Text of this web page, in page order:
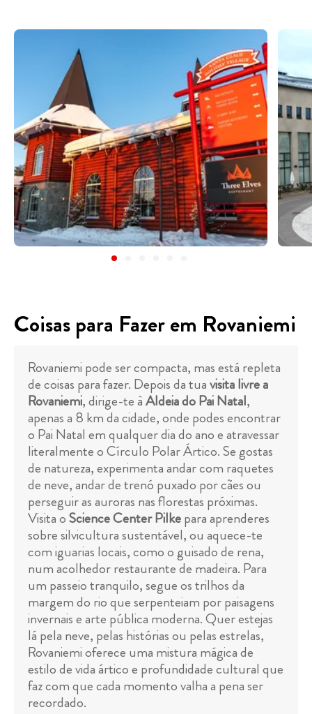
Coisas para Fazer em Rovaniemi
Rovaniemi pode ser compacta, mas está repleta
de coisas para fazer. Depois da tuavisita livre a
Rovaniemi, dirige-te àAldeia do Pai Natal,
apenas a 8 km da cidade, onde podes encontrar
o Pai Natal em qualquer dia do ano e atravessar
literalmente o Círculo Polar Ártico. Se gostas
de natureza, experimenta andar com raquetes
de neve, andar de trenó puxado por cães ou
perseguir as auroras nas florestas próximas.
Visita oScience Center Pilkepara aprenderes
sobre silvicultura sustentável, ou aquece-te
com iguarias locais, como o guisado de rena,
num acolhedor restaurante de madeira. Para
um passeio tranquilo, segue os trilhos da
margem do rio que serpenteiam por paisagens
invernais e arte pública moderna. Quer estejas
lá pela neve, pelas histórias ou pelas estrelas,
Rovaniemi oferece uma mistura mágica de
estilo de vida ártico e profundidade cultural que
faz com que cada momento valha a pena ser
recordado.